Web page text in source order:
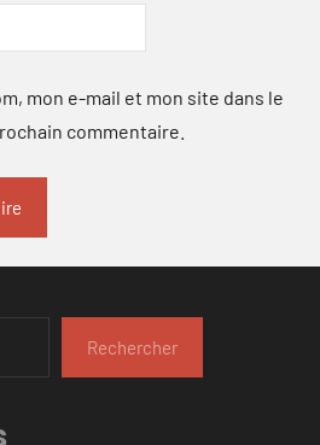
mon e-mail et mon site dans le
commentaire.
Rechercher